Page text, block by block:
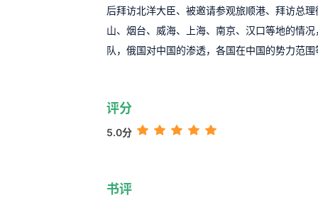
后拜访北洋大臣、被邀请参观旅顺港、拜访总
山、烟台、威海、上海、南京、汉口等地的情
队，俄国对中国的渗透，各国在中国的势力范围
评分
5.0分
书评